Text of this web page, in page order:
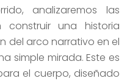
analizaremos las
construir una historia
del arco narrativo en el
simple mirada. Este es
el cuerpo, diseñado